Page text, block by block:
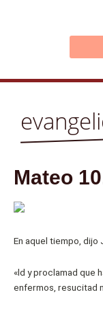
Mateo
En aquel tiempo, dijo
«ld y proclamad que
enfermos, resucitad